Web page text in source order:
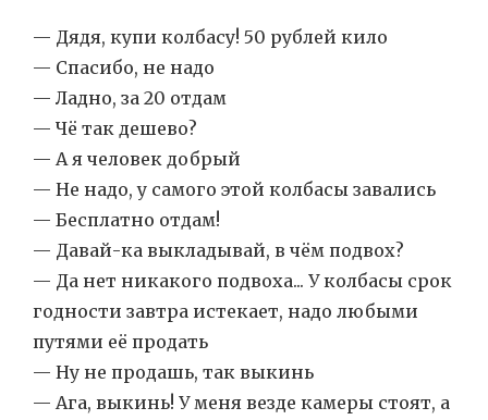
— Дядя, купи колбасу! 50 рублей кило
— Спасибо, не надо
— Ладно, за 20 отдам
— Чё так дешево?
— А я человек добрый
— Не надо, у самого этой колбасы завались
— Бесплатно отдам!
— Давай-ка выкладывай, в чём подвох?
— Да нет никакого подвоха... У колбасы срок
годности завтра истекает, надо любыми
путями её продать
— Ну не продашь, так выкинь
— Ага, выкинь! У меня везде камеры стоят, а